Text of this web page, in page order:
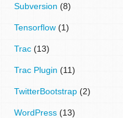
Subversion (8)
Tensorflow (1)
Trac (13)
Trac Plugin (11)
TwitterBootstrap (2)
WordPress (13)